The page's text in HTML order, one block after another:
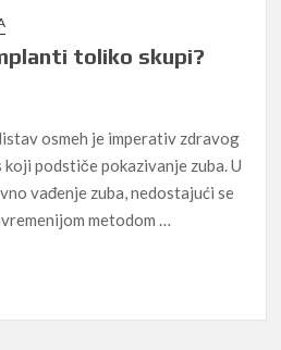
toliko skupi?
osmeh je imperativ zdravog
koji podstiče pokazivanje zuba. U
vađenje zuba, nedostajući se
metodom …